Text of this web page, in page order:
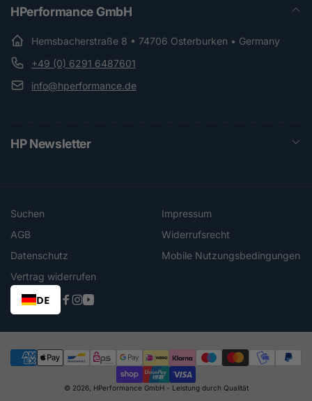
HPerformance GmbH
Hemsbacherstraße 8 • 74706 Osterburken • Germany
+49 (0) 6291 6487601
info@hperformance.de
HP Newsletter
Suchen
Impressum
AGB
Widerrufsrecht
Datenschutz
Mobile Nutzungsbedingungen
Vertrag widerrufen
DE
Facebook
Instagram
YouTube
Zahlungsmethoden
© 2026, HPerformance GmbH - Leistung durch Qualität